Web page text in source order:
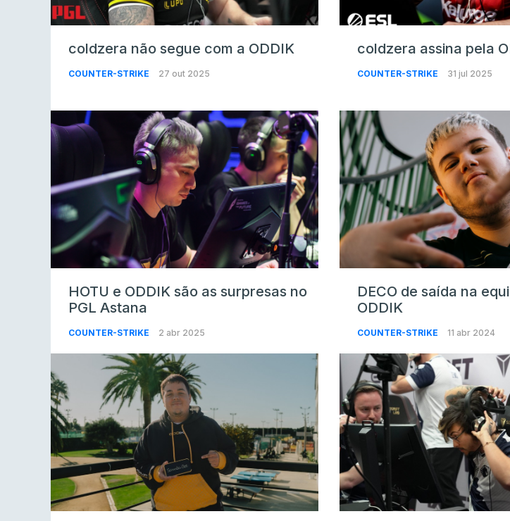
coldzera não segue com a ODDIK
COUNTER-STRIKE 27 out 2025
coldzera assina pela
COUNTER-STRIKE 31 jul 2025
HOTU e ODDIK são as surpresas no
PGL Astana
COUNTER-STRIKE 2 abr 2025
DECO de saída na
ODDIK
COUNTER-STRIKE 11 abr 2024